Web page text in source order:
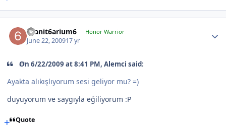
6sanit6arium6 Honor Warrior
June 22, 200917 yr
On 6/22/2009 at 8:41 PM, Alemci said:
Ayakta alıkışlıyorum sesi geliyor mu? =)
duyuyorum ve saygıyla eğiliyorum :P
Quote